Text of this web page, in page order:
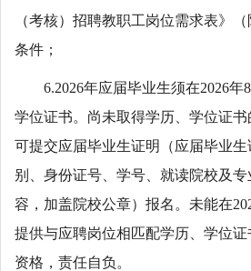
（考核）招聘教职工岗位需求表》
条件；
6.2026年应届毕业生须在2026年
学位证书。尚未取得学历、学位证书
可提交应届毕业生证明（应届毕业
别、身份证号、学号、就读院校及
容，加盖院校公章）报名。未能在
提供与应聘岗位相匹配学历、学位
资格，责任自负。